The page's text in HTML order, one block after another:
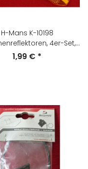
H-Mans K-10198
4er-Set,
orange, NEU
1,99 € *